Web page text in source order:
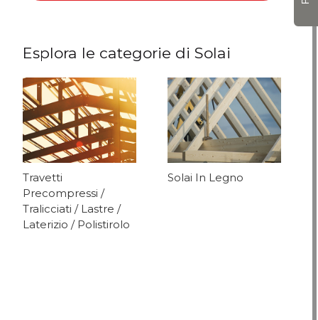
Esplora le categorie di Solai
Travetti
Precompressi /
Tralicciati / Lastre /
Laterizio / Polistirolo
Solai In Legno